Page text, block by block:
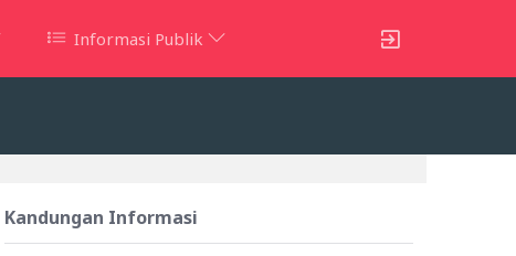
Informasi Publik
Kandungan Informasi